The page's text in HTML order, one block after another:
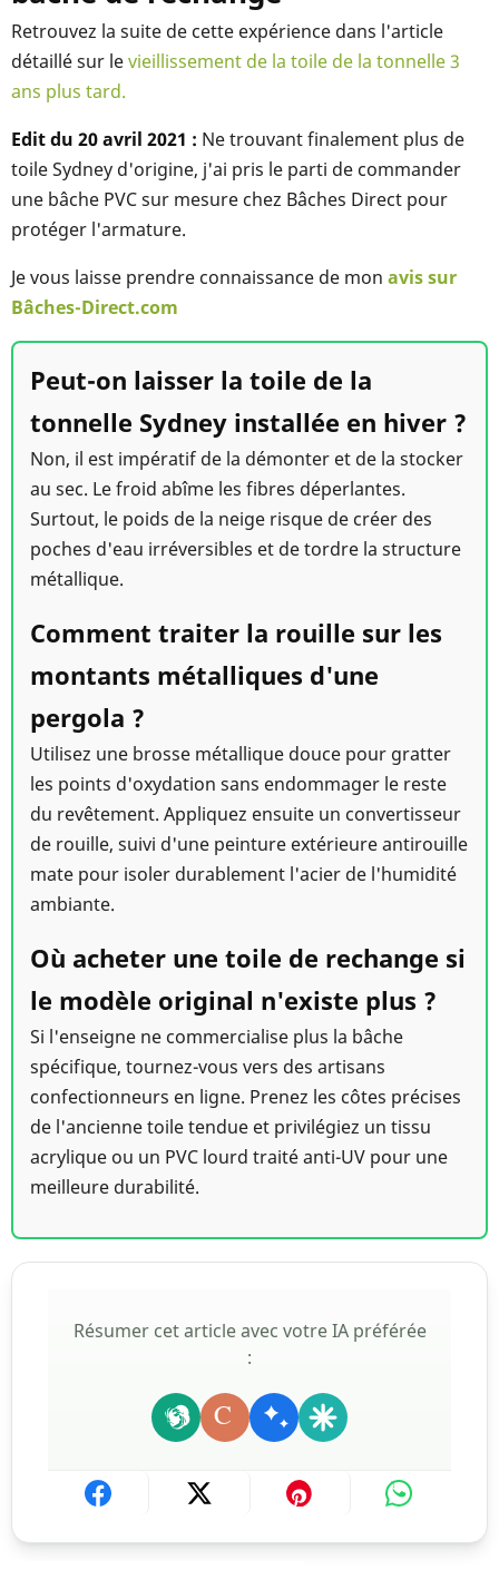
Retrouvez la suite de cette expérience dans l'article
détaillé sur levieillissement de la toile de la tonnelle 3
ans plus tard.
Edit du 20 avril 2021 : Ne trouvant finalement plus de
toile Sydney d'origine, j'ai pris le parti de commander
une bâche PVC sur mesure chez Bâches Direct pour
protéger l'armature.
Je vous laisse prendre connaissance de mon avis sur
Bâches-Direct.com
Peut-on laisser la toile de la
tonnelle Sydney installée en hiver ?
Non, il est impératif de la démonter et de la stocker
au sec. Le froid abîme les fibres déperlantes.
Surtout, le poids de la neige risque de créer des
poches d'eau irréversibles et de tordre la structure
métallique.
Comment traiter la rouille sur les
montants métalliques d'une
pergola ?
Utilisez une brosse métallique douce pour gratter
les points d'oxydation sans endommager le reste
du revêtement. Appliquez ensuite un convertisseur
de rouille, suivi d'une peinture extérieure antirouille
mate pour isoler durablement l'acier de l'humidité
ambiante.
Où acheter une toile de rechange si
le modèle original n'existe plus ?
Si l'enseigne ne commercialise plus la bâche
spécifique, tournez-vous vers des artisans
confectionneurs en ligne. Prenez les côtes précises
de l'ancienne toile tendue et privilégiez un tissu
acrylique ou un PVC lourd traité anti-UV pour une
meilleure durabilité.
Résumer cet article avec votre IA préférée
:
C